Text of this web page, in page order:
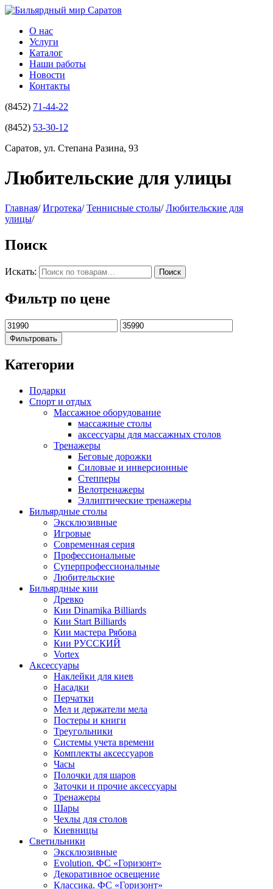
О нас
Услуги
Каталог
Наши работы
Новости
Контакты
(8452) 71-44-22
(8452) 53-30-12
Саратов, ул. Степана Разина, 93
Любительские для улицы
Главная/ Игротека/ Теннисные столы/ Любительские для
улицы/
Поиск
Искать: Поиск
Фильтр по цене
Фильтровать
Категории
Подарки
Спорт и отдых
Массажное оборудование
массажные столы
аксессуары для массажных столов
Тренажеры
Беговые дорожки
Силовые и инверсионные
Степперы
Велотренажеры
Эллиптические тренажеры
Бильярдные столы
Эксклюзивные
Игровые
Современная серия
Профессиональные
Суперпрофессиональные
Любительские
Бильярдные кии
Древко
Кии Dinamika Billiards
Кии Start Billiards
Кии мастера Рябова
Кии РУССКИЙ
Vortex
Аксессуары
Наклейки для киев
Насадки
Перчатки
Мел и держатели мела
Постеры и книги
Треугольники
Системы учета времени
Комплекты аксессуаров
Часы
Полочки для шаров
Заточки и прочие аксессуары
Тренажеры
Шары
Чехлы для столов
Киевницы
Светильники
Эксклюзивные
Evolution. ФС «Горизонт»
Декоративное освещение
Классика. ФС «Горизонт»